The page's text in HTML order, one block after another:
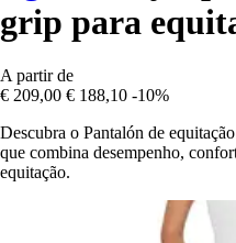
grip para
A partir de
€ 209,00 € 188,10 -10%
Descubra o Pantalón de
que combina desempenho,
equitação.